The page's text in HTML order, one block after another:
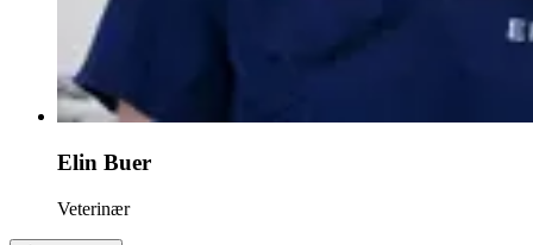
Elin Buer
Veterinær